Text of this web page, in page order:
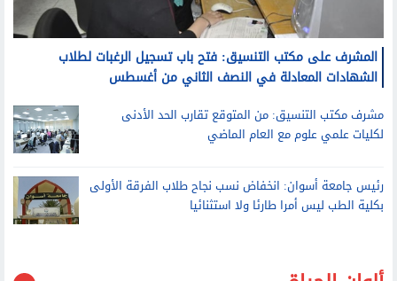
المشرف على مكتب التنسيق: فتح باب تسجيل الرغبات لطلاب
الشهادات المعادلة في النصف الثاني من أغسطس
مشرف مكتب التنسيق: من المتوقع تقارب الحد الأدنى
لكليات علمي علوم مع العام الماضي
بكلية الطب ليس أمرا طارئا ولا استثنائيا
ألوان الحياة